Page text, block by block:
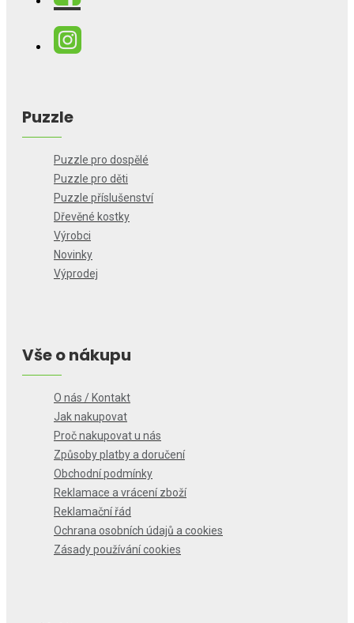
Puzzle
Puzzle pro dospělé
Puzzle pro děti
Puzzle příslušenství
Dřevěné kostky
Výrobci
Novinky
Výprodej
Vše o nákupu
O nás / Kontakt
Jak nakupovat
Proč nakupovat u nás
Způsoby platby a doručení
Obchodní podmínky
Reklamace a vrácení zboží
Reklamační řád
Ochrana osobních údajů a cookies
Zásady používání cookies